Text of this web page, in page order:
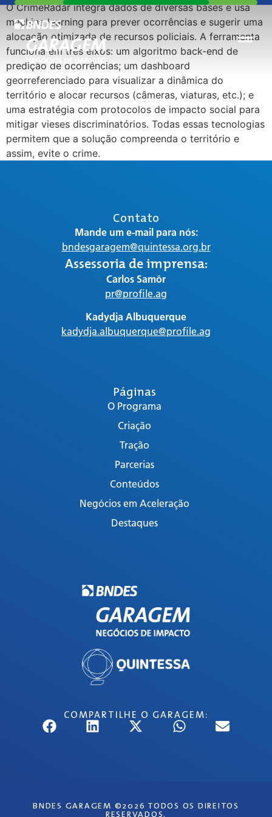
O CrimeRadar integra dados de diversas bases e usa
machine learning para prever ocorrências e sugerir uma
alocação otimizada de recursos policiais. A ferramenta
funciona em três eixos: um algoritmo back-end de
predição de ocorrências; um dashboard
georreferenciado para visualizar a dinâmica do
território e alocar recursos (câmeras, viaturas, etc.); e
uma estratégia com protocolos de impacto social para
mitigar vieses discriminatórios. Todas essas tecnologias
permitem que a solução compreenda o território e
assim, evite o crime.
COMPARTILHE O GARAGEM:
Páginas
O Programa
Criação
Tração
Parcerias
Conteúdos
Negócios em Aceleração
Destaques
Contato
Mande um e-mail para nós:
bndesgaragem@quintessa.org.br
Assessoria de imprensa:
Carlos Samôr
pr@profile.ag
Kadydja Albuquerque
kadydja.albuquerque@profile.ag
BNDES GARAGEM ©2026 TODOS OS DIREITOS
RESERVADOS.